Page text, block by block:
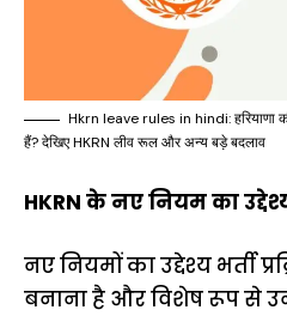
Hkrn leave rules in hindi: हरियाणा
हैं? देखिए HKRN लीव रूल और अन्य बड़े बदलाव
HKRN के नए नियम का
नए नियमों का उद्देश्य भर्ती
बनाना है और विशेष रूप से